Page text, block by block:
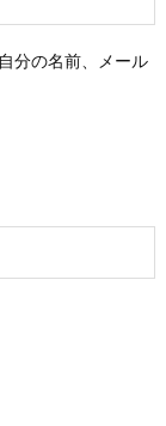
分の名前、メール